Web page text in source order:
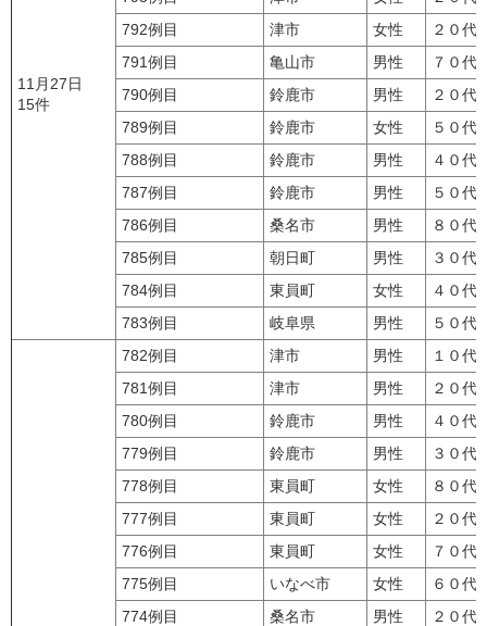
11月27日
15件
792例目
津市 女性
２０代
791例目
亀山市 男性
７０代
790例目
鈴鹿市 男性
２０代
789例目
鈴鹿市 女性
５０代
788例目
鈴鹿市 男性
４０代
787例目
鈴鹿市 男性
５０代
786例目
桑名市 男性
８０代
785例目
朝日町 男性
３０代
784例目
東員町 女性
４０代
783例目
岐阜県 男性 ５０代
782例目 津市 男性
１０代
781例目
津市 男性
２０代
780例目
鈴鹿市 男性
４０代
779例目
鈴鹿市 男性
３０代
778例目
東員町 女性
８０代
777例目
東員町 女性
２０代
776例目
東員町 女性
７０代
775例目
いなべ市 女性
６０代
774例目
桑名市 男性
２０代